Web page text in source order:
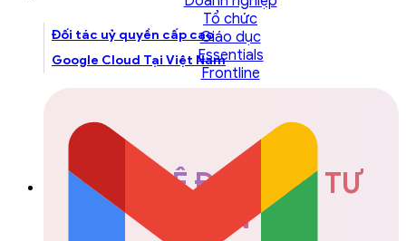
Đối tác uỷ quyền cấp cao
Google Cloud Tại Việt Nam
LIÊN HỆ ĐỘI NGŨ TƯ
VẤN
Tổ chức
Giáo dục
Essentials
Frontline